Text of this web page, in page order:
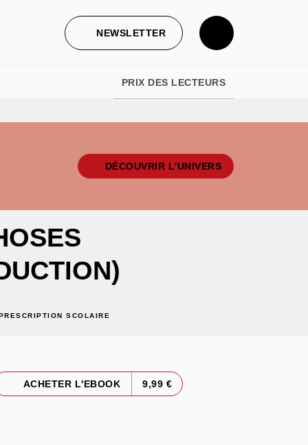
NEWSLETTER
PRIX DES LECTEURS
DÉCOUVRIR L'UNIVERS
SCOLAIRE
ACHETER L'EBOOK 9,99 €